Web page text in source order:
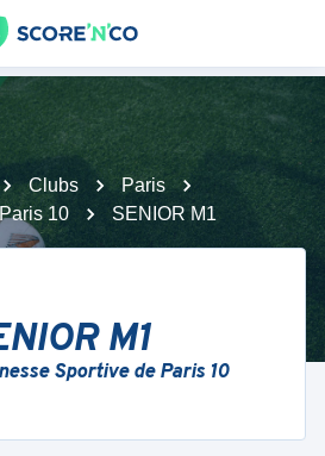
Clubs
Paris
10
SENIOR M1
M1
Sportive de Paris 10